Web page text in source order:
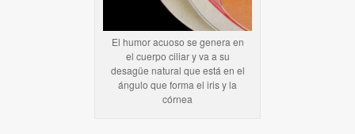
El humor acuoso se genera en
el cuerpo ciliar y va a su
desagüe natural que está en el
ángulo que forma el iris y la
córnea